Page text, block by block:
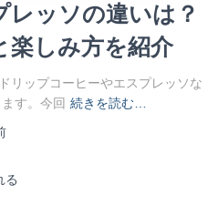
レッソの違いは？
楽しみ方を紹介
リップコーヒーやエスプレッソな
す。今回 続きを読む…
る